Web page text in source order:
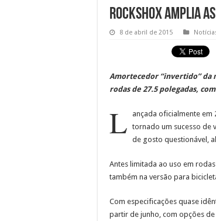
RockShox amplia
8 de abril de 2015
Amortecedor “invertido” da
rodas de 27.5 polegadas,
L ançada oficialmente
tornado um sucesso de
de gosto questionável,
Antes limitada ao uso em
também na versão para
Com especificações quase
partir de junho, com opções